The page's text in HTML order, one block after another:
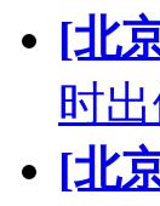
[北
时
[北